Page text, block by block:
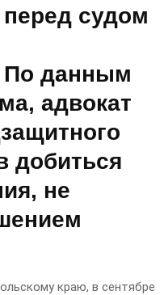
перед судом
По данным
адвокат
добиться
не
краю, в сентябре